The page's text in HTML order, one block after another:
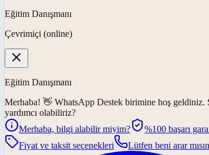
Eğitim Danışmanı
Çevrimiçi (online)
Eğitim Danışmanı
Merhaba! 👋 WhatsApp Destek birimine hoş geldiniz.
yardımcı olabiliriz?
Merhaba, bilgi alabilir miyim?
%100 başarı
Fiyat ve taksit seçenekleri
Lütfen beni arar